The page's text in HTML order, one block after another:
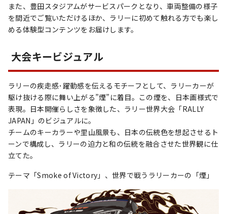
また、豊田スタジアムがサービスパークとなり、車両整備の様子
を間近でご覧いただけるほか、ラリーに初めて触れる方でも楽し
める体験型コンテンツをお届けします。
大会キービジュアル
ラリーの疾走感･躍動感を伝えるモチーフとして、ラリーカーが
駆け抜ける際に舞い上がる”煙”に着目。この煙を、日本画様式で
表現。日本開催らしさを象徴した、ラリー世界大会「RALLY
JAPAN」のビジュアルに。
チームのキーカラーや里山風景も、日本の伝統色を想起させるト
ーンで構成し、ラリーの迫力と和の伝統を融合させた世界観に仕
立てた。
テーマ「Smoke of Victory」、世界で戦うラリーカーの「煙」